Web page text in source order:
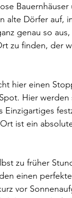
alte Dörfer auf,
genau so
zu finden, der
hier einen
Hier werden
Einzigartiges
ist ein
zu früher
einen
vor